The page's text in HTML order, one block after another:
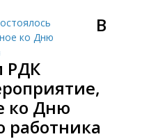
​В
РДК
ко Дню
работника